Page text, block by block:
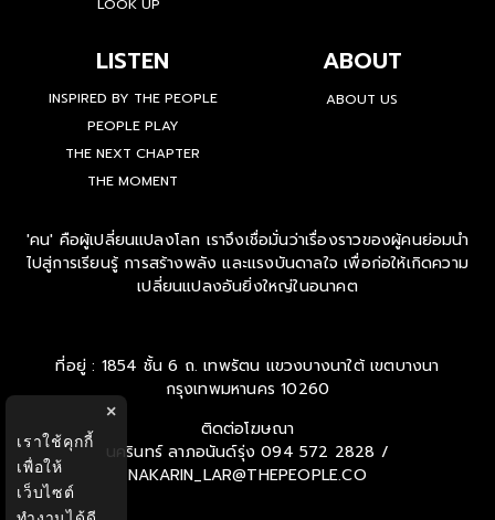
LOOK UP
LISTEN
INSPIRED BY THE PEOPLE
PEOPLE PLAY
THE NEXT CHAPTER
THE MOMENT
ABOUT
ABOUT US
'คน' คือผู้เปลี่ยนแปลงโลก เราจึงเชื่อมั่นว่าเรื่องราวของผู้คนย่อมนำ
ไปสู่การเรียนรู้ การสร้างพลัง และแรงบันดาลใจ เพื่อก่อให้เกิดความ
เปลี่ยนแปลงอันยิ่งใหญ่ในอนาคต
ที่อยู่ : 1854 ชั้น 6 ถ. เทพรัตน แขวงบางนาใต้ เขตบางนา
กรุงเทพมหานคร 10260
ติดต่อโฆษณา
นครินทร์ ลาภอนันด์รุ่ง 094 572 2828 /
NAKARIN_LAR@THEPEOPLE.CO
×
เราใช้คุกกี้
เพื่อให้
เว็บไซต์